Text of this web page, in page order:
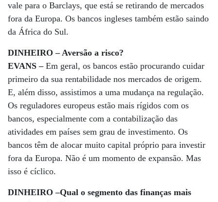
vale para o Barclays, que está se retirando de mercados
fora da Europa. Os bancos ingleses também estão saindo
da África do Sul.
DINHEIRO – Aversão a risco?
EVANS – Em geral, os bancos estão procurando cuidar
primeiro da sua rentabilidade nos mercados de origem.
E, além disso, assistimos a uma mudança na regulação.
Os reguladores europeus estão mais rígidos com os
bancos, especialmente com a contabilização das
atividades em países sem grau de investimento. Os
bancos têm de alocar muito capital próprio para investir
fora da Europa. Não é um momento de expansão. Mas
isso é cíclico.
DINHEIRO –Qual o segmento das finanças mais